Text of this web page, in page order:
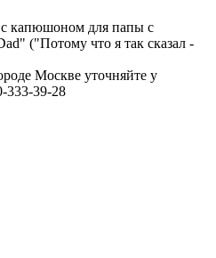
капюшоном для папы с
("Потому что я так сказал -
Москве уточняйте у
333-39-28